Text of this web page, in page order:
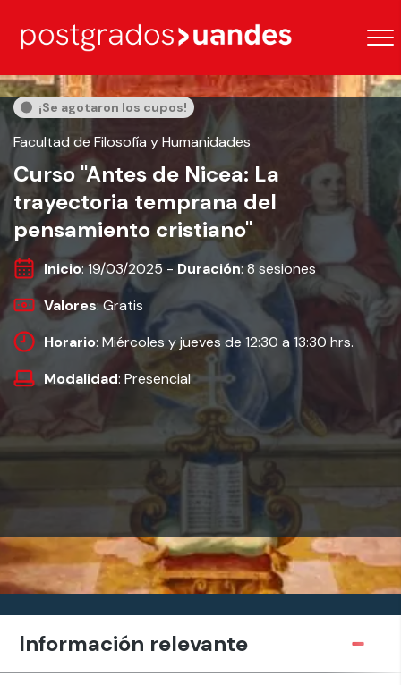
¡Se agotaron los cupos!
Facultad de Filosofía y Humanidades
Curso "Antes de Nicea: La
trayectoria temprana del
pensamiento cristiano"
Inicio: 19/03/2025 -Duración: 8 sesiones
Valores: Gratis
Horario: Miércoles y jueves de 12:30 a 13:30 hrs.
Modalidad: Presencial
Información relevante